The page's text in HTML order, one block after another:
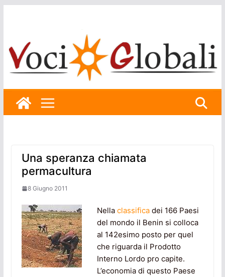
Una speranza chiamata
permacultura
8 Giugno 2011
Nella classificadei 166 Paesi
del mondo il Benin si colloca
al 142esimo posto per quel
che riguarda il Prodotto
Interno Lordo pro capite.
L’economia di questo Paese